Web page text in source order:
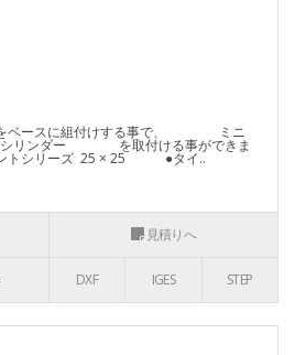
をベースに組付けする事で、 ミニ
シリンダー を取付ける事ができま
トシリーズ 25 × 25 ●タイ..
見積りへ
DXF IGES STEP